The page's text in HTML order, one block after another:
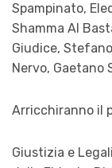
Spampinato,
Shamma Al
Giudice,
Nervo, Gaetano
Arricchiranno il
Giustizia e